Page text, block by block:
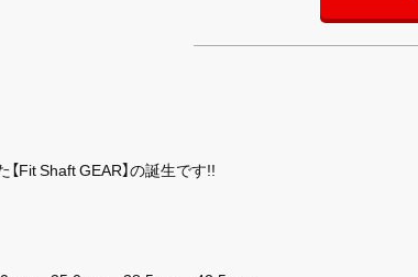
Fit Shaft GEAR】の誕生です!!